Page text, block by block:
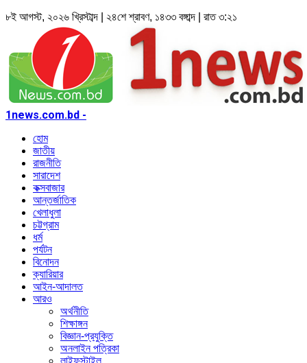
৮ই আগস্ট, ২০২৬ খ্রিস্টাব্দ | ২৪শে শ্রাবণ, ১৪৩৩ বঙ্গাব্দ | রাত ৩:২১
1news.com.bd -
হোম
জাতীয়
রাজনীতি
সারাদেশ
কক্সবাজার
আন্তর্জাতিক
খেলাধুলা
চট্টগ্রাম
ধর্ম
পর্যটন
বিনোদন
ক্যারিয়ার
আইন-আদালত
আরও
অর্থনীতি
শিক্ষাঙ্গন
বিজ্ঞান-প্রযুক্তি
অনলাইন পত্রিকা
লাইফস্টাইল